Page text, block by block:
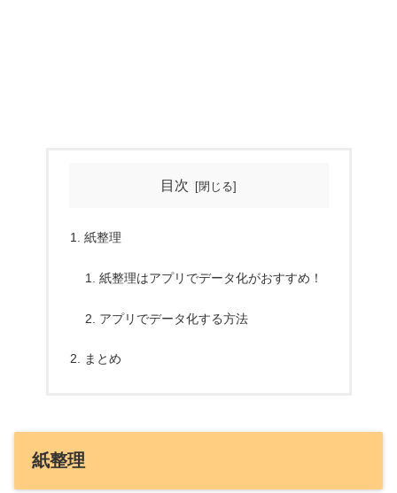
目次
紙整理
紙整理はアプリでデータ化がおすすめ！
アプリでデータ化する方法
まとめ
紙整理